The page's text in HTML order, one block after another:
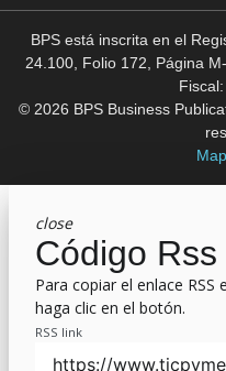
BPS está inscrita en el
24.100, Folio 172, Página
© 2026 BPS Business
close
Código Rss
Para copiar el enlace RSS
haga clic en el botón.
RSS link